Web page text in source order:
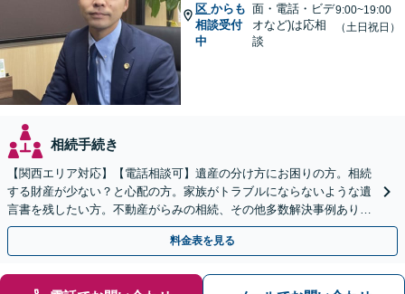
区 からも
相談受付
中
面・電話・ビデ
オなど)は応相
談
9:00~19:00
（土日祝日）
相続手続き
【関西エリア対応】【電話相談可】遺産の分け方にお困りの方。相続
する財産が少ない？と心配の方。家族がトラブルにならないような遺
言書を残したい方。不動産がらみの相続、その他多数解決事例あり。
親身に対応します【夜間・休日面談】【初回相談無料】
料金表を見る